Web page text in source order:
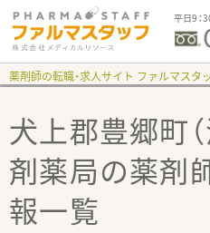
平日9：
薬剤師の転職・求人サイト ファルマスタ
犬上郡豊郷町
剤薬局の薬剤
報一覧